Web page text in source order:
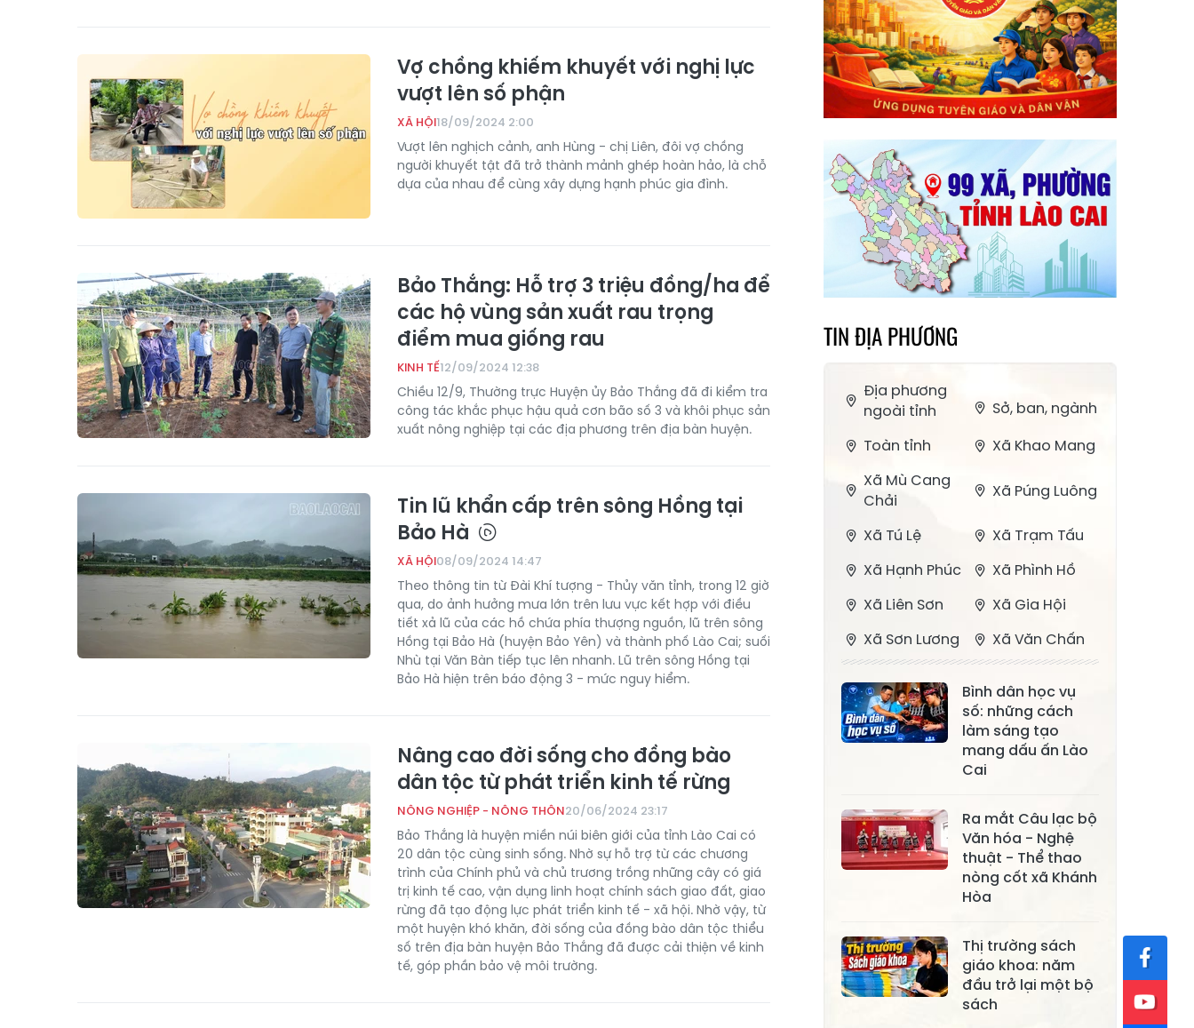
Vợ chồng khiếm khuyết với nghị lực
vượt lên số phận
XÃ HỘI18/09/2024 2:00
Vượt lên nghịch cảnh, anh Hùng - chị Liên, đôi vợ chồng
người khuyết tật đã trở thành mảnh ghép hoàn hảo, là chỗ
dựa của nhau để cùng xây dựng hạnh phúc gia đình.
Bảo Thắng: Hỗ trợ 3 triệu đồng/ha để
các hộ vùng sản xuất rau trọng
điểm mua giống rau
KINH TẾ12/09/2024 12:38
Chiều 12/9, Thường trực Huyện ủy Bảo Thắng đã đi kiểm tra
công tác khắc phục hậu quả cơn bão số 3 và khôi phục sản
xuất nông nghiệp tại các địa phương trên địa bàn huyện.
Tin lũ khẩn cấp trên sông Hồng tại
Bảo Hà
XÃ HỘI08/09/2024 14:47
Theo thông tin từ Đài Khí tượng - Thủy văn tỉnh, trong 12 giờ
qua, do ảnh hưởng mưa lớn trên lưu vực kết hợp với điều
tiết xả lũ của các hồ chứa phía thượng nguồn, lũ trên sông
Hồng tại Bảo Hà (huyện Bảo Yên) và thành phố Lào Cai; suối
Nhù tại Văn Bàn tiếp tục lên nhanh. Lũ trên sông Hồng tại
Bảo Hà hiện trên báo động 3 - mức nguy hiểm.
Nâng cao đời sống cho đồng bào
dân tộc từ phát triển kinh tế rừng
NÔNG NGHIỆP - NÔNG THÔN20/06/2024 23:17
Bảo Thắng là huyện miền núi biên giới của tỉnh Lào Cai có
20 dân tộc cùng sinh sống. Nhờ sự hỗ trợ từ các chương
trình của Chính phủ và chủ trương trồng những cây có giá
trị kinh tế cao, vận dụng linh hoạt chính sách giao đất, giao
rừng đã tạo động lực phát triển kinh tế - xã hội. Nhờ vậy, từ
một huyện khó khăn, đời sống của đồng bào dân tộc thiểu
số trên địa bàn huyện Bảo Thắng đã được cải thiện về kinh
tế, góp phần bảo vệ môi trường.
TIN ĐỊA PHƯƠNG
Địa phương
ngoài tỉnh
Sở, ban, ngành
Toàn tỉnh
Xã Khao Mang
Xã Mù Cang
Chải
Xã Púng Luông
Xã Tú Lệ
Xã Trạm Tấu
Xã Hạnh Phúc
Xã Phình Hồ
Xã Liên Sơn
Xã Gia Hội
Xã Sơn Lương
Xã Văn Chấn
Bằng La
Xã Chấn Thịnh
Xã Nghĩa Tâm
Xã Phong Dụ
Hạ
Xã Đông
Cuông
Xã Tân Hợp
Xã Mậu A Xã Xuân Ái
Xã Lục Yên
Xã Tân Lĩnh
Xã Khánh Hòa
Xã Phúc Lợi
Bình dân học vụ
số: những cách
làm sáng tạo
mang dấu ấn Lào
Cai
Ra mắt Câu lạc bộ
Văn hóa - Nghệ
thuật - Thể thao
nòng cốt xã Khánh
Hòa
Thị trường sách
giáo khoa: năm
đầu trở lại một bộ
sách